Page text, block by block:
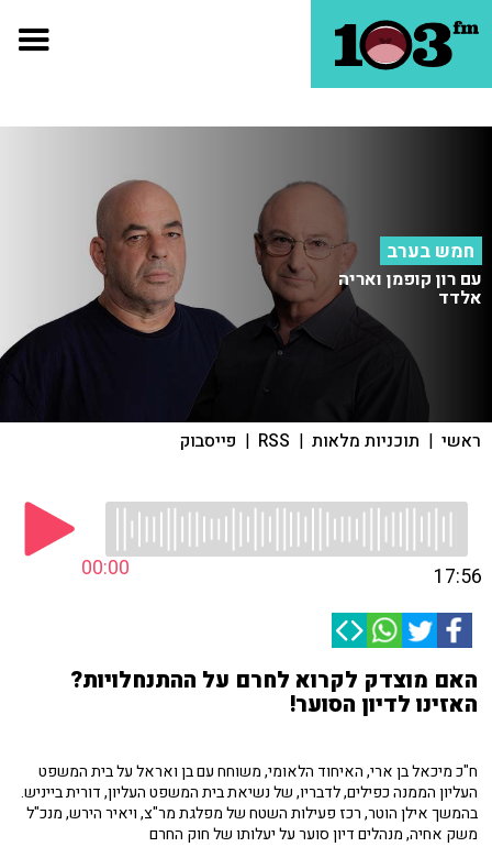
חמש בערב
עם רון קופמן ואריה
אלדד
ראשי | תוכניות מלאות |
RSS
| פייסבוק
00:00 17:56
האם מוצדק לקרוא לחרם על ההתנחלויות?
האזינו לדיון הסוער!
ח"כ מיכאל בן ארי, האיחוד הלאומי, משוחח עם בן ואראל על בית המשפט
העליון הממנה כפילים, לדבריו, של נשיאת בית המשפט העליון, דורית בייניש.
בהמשך אילן הוטר, רכז פעילות השטח של מפלגת מר"צ, ויאיר הירש, מנכ"ל
משק אחיה, מנהלים דיון סוער על יעלותו של חוק החרם